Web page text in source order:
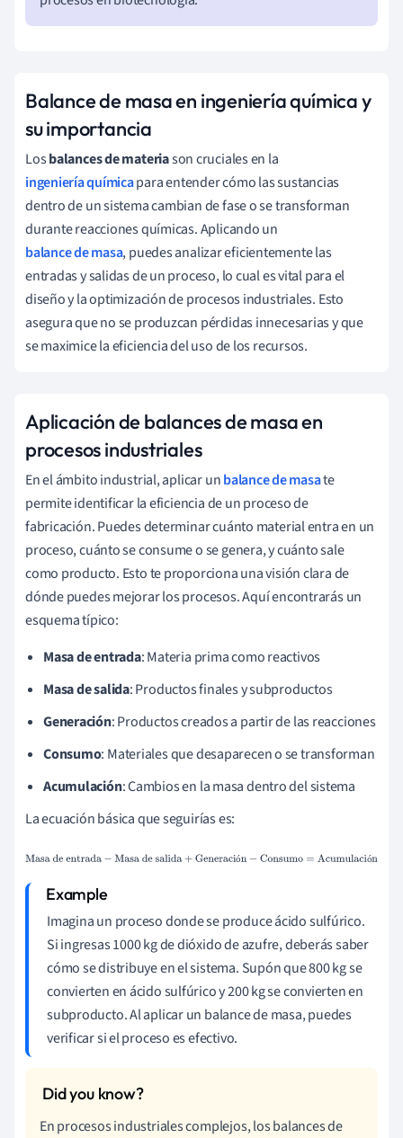
Balance de masa en ingeniería química y
su importancia
Losbalances de materiason cruciales en la
ingeniería químicapara entender cómo las sustancias
dentro de un sistema cambian de fase o se transforman
durante reacciones químicas. Aplicando un
balance de masa, puedes analizar eficientemente las
entradas y salidas de un proceso, lo cual es vital para el
diseño y la optimización de procesos industriales. Esto
asegura que no se produzcan pérdidas innecesarias y que
se maximice la eficiencia del uso de los recursos.
Aplicación de balances de masa en
procesos industriales
En el ámbito industrial, aplicar unbalance de masate
permite identificar la eficiencia de un proceso de
fabricación. Puedes determinar cuánto material entra en un
proceso, cuánto se consume o se genera, y cuánto sale
como producto. Esto te proporciona una visión clara de
dónde puedes mejorar los procesos. Aquí encontrarás un
esquema típico:
Masa de entrada: Materia prima como reactivos
Masa de salida: Productos finales y subproductos
Generación: Productos creados a partir de las reacciones
Consumo: Materiales que desaparecen o se transforman
Acumulación: Cambios en la masa dentro del sistema
La ecuación básica que seguirías es:
ó ó
Masa de entrada−Masa de
Imagina un proceso donde se produce ácido sulfúrico.
Si ingresas 1000 kg de dióxido de azufre, deberás saber
cómo se distribuye en el sistema. Supón que 800 kg se
convierten en ácido sulfúrico y 200 kg se convierten en
subproducto. Al aplicar un balance de masa, puedes
verificar si el proceso es efectivo.
En procesos industriales complejos, los balances de